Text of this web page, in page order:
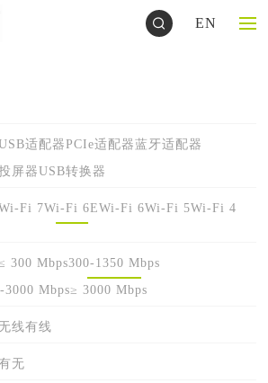
EN
适配器PCIe适配器蓝牙适配器
屏器USB转换器
Fi 7Wi-Fi 6EWi-Fi 6Wi-Fi 5Wi-Fi 4
300 Mbps300-1350 Mbps
3000 Mbps≥ 3000 Mbps
无线有线
无